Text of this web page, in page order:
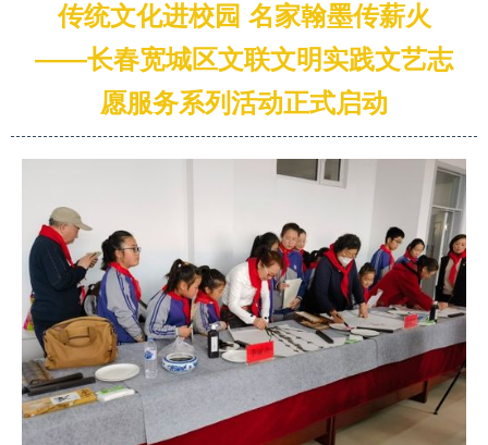
传统文化进校园 名家翰墨传薪火
——长春宽城区文联文明实践文艺志
愿服务系列活动正式启动